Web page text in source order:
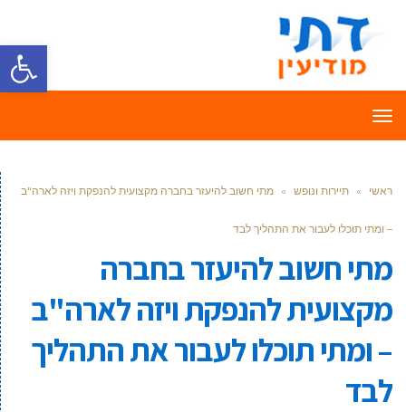
פתח
תפריט
ראשי » תיירות ונופש » מתי חשוב להיעזר בחברה מקצועית להנפקת ויזה לארה"ב
– ומתי תוכלו לעבור את התהליך לבד
מתי חשוב להיעזר בחברה
מקצועית להנפקת ויזה לארה"ב
– ומתי תוכלו לעבור את התהליך
לבד